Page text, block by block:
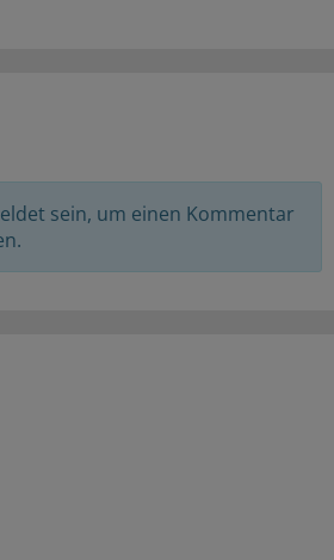
sein, um einen Kommentar